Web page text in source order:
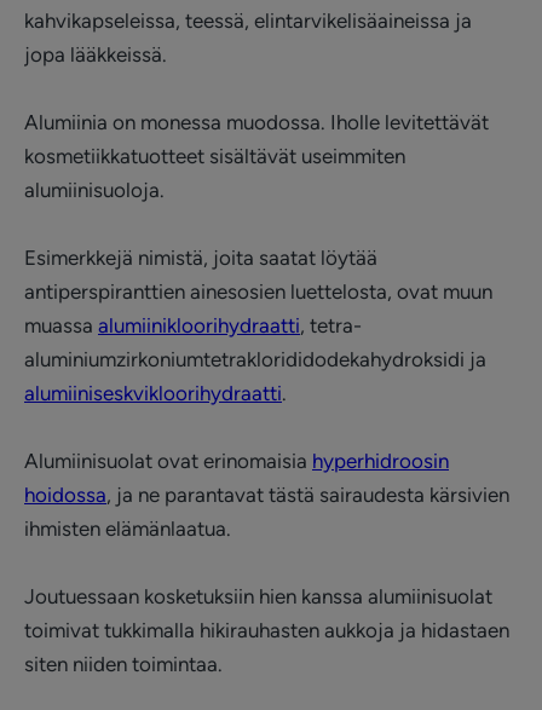
kahvikapseleissa, teessä, elintarvikelisäaineissa ja
jopa lääkkeissä.
Alumiinia on monessa muodossa. Iholle levitettävät
kosmetiikkatuotteet sisältävät useimmiten
alumiinisuoloja.
Esimerkkejä nimistä, joita saatat löytää
antiperspiranttien ainesosien luettelosta, ovat muun
muassa alumiinikloorihydraatti, tetra-
aluminiumzirkoniumtetraklorididodekahydroksidi ja
alumiiniseskvikloorihydraatti.
Alumiinisuolat ovat erinomaisia hyperhidroosin
hoidossa, ja ne parantavat tästä sairaudesta kärsivien
ihmisten elämänlaatua.
Joutuessaan kosketuksiin hien kanssa alumiinisuolat
toimivat tukkimalla hikirauhasten aukkoja ja hidastaen
siten niiden toimintaa.